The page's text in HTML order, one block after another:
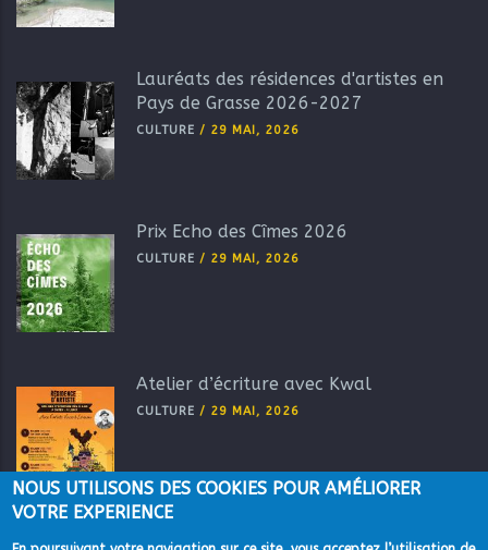
Lauréats des résidences d'artistes en
Pays de Grasse 2026-2027
CULTURE / 29 MAI, 2026
Prix Echo des Cîmes 2026
CULTURE / 29 MAI, 2026
Atelier d’écriture avec Kwal
CULTURE / 29 MAI, 2026
NOUS UTILISONS DES COOKIES POUR AMÉLIORER
VOTRE EXPERIENCE